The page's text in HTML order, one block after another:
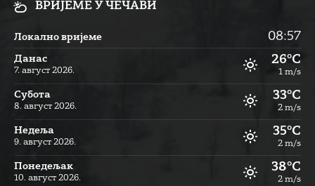
ВРИЈЕМЕ У ЧЕЧАВИ
Локално вријеме 08:57
Данас
7. август 2026.
26°C
1 m/s
Субота
8. август 2026.
33°C
2 m/s
Недеља
9. август 2026.
35°C
2 m/s
Понедељак
10. август 2026.
38°C
2 m/s